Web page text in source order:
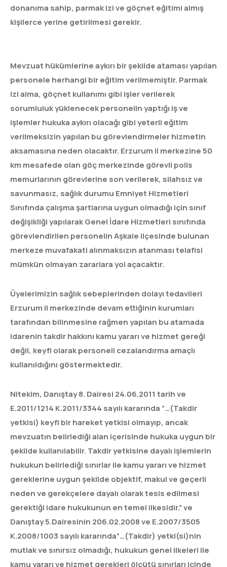
donanıma sahip, parmak izi ve göçnet eğitimi almış
kişilerce yerine getirilmesi gerekir.
Mevzuat hükümlerine aykırı bir şekilde ataması yapılan
personele herhangi bir eğitim verilmemiştir. Parmak
izi alma, göçnet kullanımı gibi işler verilerek
sorumluluk yüklenecek personelin yaptığı iş ve
işlemler hukuka aykırı olacağı gibi yeterli eğitim
verilmeksizin yapılan bu görevlendirmeler hizmetin
aksamasına neden olacaktır. Erzurum il merkezine 50
km mesafede olan göç merkezinde görevli polis
memurlarının görevlerine son verilerek, silahsız ve
savunmasız, sağlık durumu Emniyet Hizmetleri
Sınıfında çalışma şartlarına uygun olmadığı için sınıf
değişikliği yapılarak Genel İdare Hizmetleri sınıfında
görevlendirilen personelin Aşkale ilçesinde bulunan
merkeze muvafakati alınmaksızın atanması telafisi
mümkün olmayan zararlara yol açacaktır.
Üyelerimizin sağlık sebeplerinden dolayı tedavileri
Erzurum il merkezinde devam ettiğinin kurumları
tarafından bilinmesine rağmen yapılan bu atamada
idarenin takdir hakkını kamu yararı ve hizmet gereği
değil, keyfi olarak personeli cezalandırma amaçlı
kullanıldığını göstermektedir.
Nitekim, Danıştay 8. Dairesi 24.06.2011 tarih ve
E.2011/1214 K.2011/3344 sayılı kararında “…(Takdir
yetkisi) keyfi bir hareket yetkisi olmayıp, ancak
mevzuatın belirlediği alan içerisinde hukuka uygun bir
şekilde kullanılabilir. Takdir yetkisine dayalı işlemlerin
hukukun belirlediği sınırlar ile kamu yararı ve hizmet
gereklerine uygun şekilde objektif, makul ve geçerli
neden ve gerekçelere dayalı olarak tesis edilmesi
gerektiği idare hukukunun en temel ilkesidir.” ve
Danıştay 5.Dairesinin 206.02.2008 ve E.2007/3505
K.2008/1003 sayılı kararında”…(Takdir) yetki(si)nin
mutlak ve sınırsız olmadığı, hukukun genel ilkeleri ile
kamu yararı ve hizmet gerekleri ölçütü sınırları içinde